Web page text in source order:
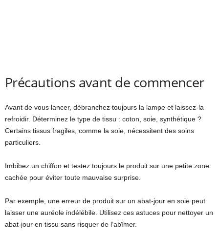
Précautions avant de commencer
Avant de vous lancer, débranchez toujours la lampe et laissez-la
refroidir. Déterminez le type de tissu : coton, soie, synthétique ?
Certains tissus fragiles, comme la soie, nécessitent des soins
particuliers.
Imbibez un chiffon et testez toujours le produit sur une petite zone
cachée pour éviter toute mauvaise surprise.
Par exemple, une erreur de produit sur un abat-jour en soie peut
laisser une auréole indélébile. Utilisez ces astuces pour nettoyer un
abat-jour en tissu sans risquer de l’abîmer.